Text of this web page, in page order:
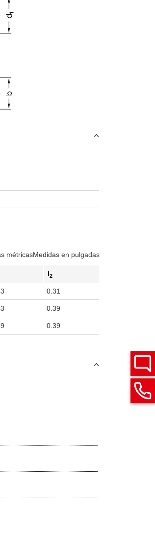
navegar a través de las variantes del
métricasMedidas en pulgadas
l2
0.31
0.39
0.39